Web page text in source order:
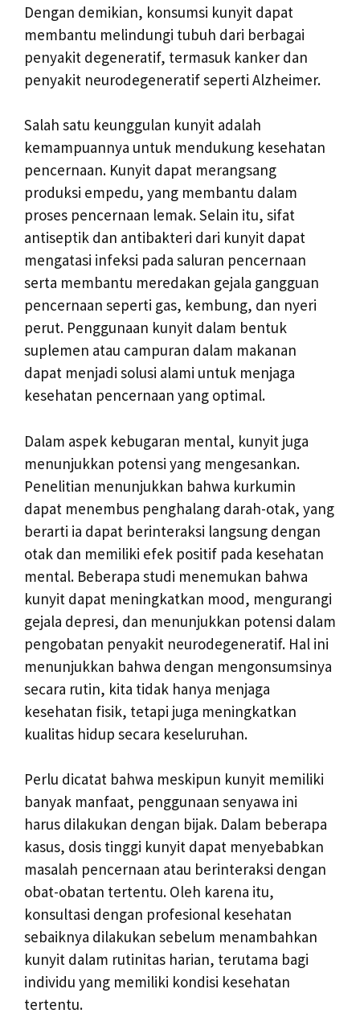
Dengan demikian, konsumsi kunyit dapat
membantu melindungi tubuh dari berbagai
penyakit degeneratif, termasuk kanker dan
penyakit neurodegeneratif seperti Alzheimer.
Salah satu keunggulan kunyit adalah
kemampuannya untuk mendukung kesehatan
pencernaan. Kunyit dapat merangsang
produksi empedu, yang membantu dalam
proses pencernaan lemak. Selain itu, sifat
antiseptik dan antibakteri dari kunyit dapat
mengatasi infeksi pada saluran pencernaan
serta membantu meredakan gejala gangguan
pencernaan seperti gas, kembung, dan nyeri
perut. Penggunaan kunyit dalam bentuk
suplemen atau campuran dalam makanan
dapat menjadi solusi alami untuk menjaga
kesehatan pencernaan yang optimal.
Dalam aspek kebugaran mental, kunyit juga
menunjukkan potensi yang mengesankan.
Penelitian menunjukkan bahwa kurkumin
dapat menembus penghalang darah-otak, yang
berarti ia dapat berinteraksi langsung dengan
otak dan memiliki efek positif pada kesehatan
mental. Beberapa studi menemukan bahwa
kunyit dapat meningkatkan mood, mengurangi
gejala depresi, dan menunjukkan potensi dalam
pengobatan penyakit neurodegeneratif. Hal ini
menunjukkan bahwa dengan mengonsumsinya
secara rutin, kita tidak hanya menjaga
kesehatan fisik, tetapi juga meningkatkan
kualitas hidup secara keseluruhan.
Perlu dicatat bahwa meskipun kunyit memiliki
banyak manfaat, penggunaan senyawa ini
harus dilakukan dengan bijak. Dalam beberapa
kasus, dosis tinggi kunyit dapat menyebabkan
masalah pencernaan atau berinteraksi dengan
obat-obatan tertentu. Oleh karena itu,
konsultasi dengan profesional kesehatan
sebaiknya dilakukan sebelum menambahkan
kunyit dalam rutinitas harian, terutama bagi
individu yang memiliki kondisi kesehatan
tertentu.